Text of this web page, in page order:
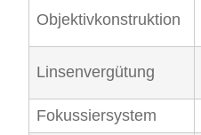
Objektivkonstruktion
Linsenvergütung
Fokussiersystem